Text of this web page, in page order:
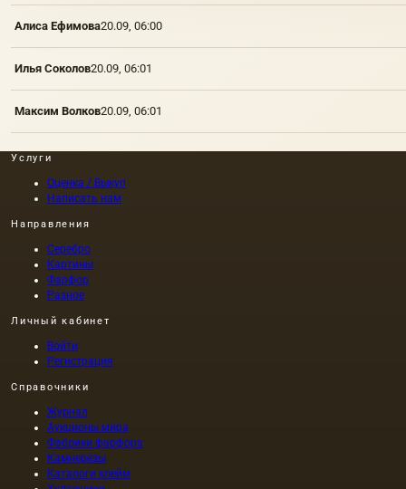
Алиса Ефимова20.09, 06:00
Илья Соколов20.09, 06:01
Максим Волков20.09, 06:01
Услуги
Оценка / Выкуп
Написать нам
Направления
Серебро
Картины
Фарфор
Разное
Личный кабинет
Войти
Регистрация
Справочники
Журнал
Аукционы мира
Фабрики фарфора
Камнерезы
Каталоги клейм